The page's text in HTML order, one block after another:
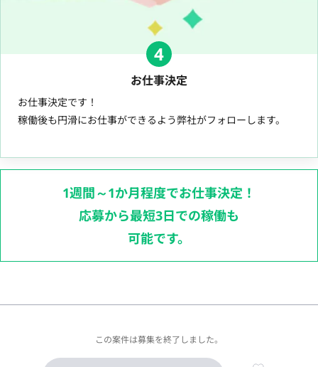
4
お仕事決定
お仕事決定です！
稼働後も円滑にお仕事ができるよう弊社がフォローします。
1週間～1か月程度でお仕事決定！
応募から最短3日での稼働も
可能です。
この案件は募集を終了しました。